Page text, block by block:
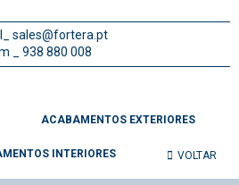
sales@fortera.pt
_ 938 880 008
VOLTAR
ACABAMENTOS EXTERIORES
INTERIORES